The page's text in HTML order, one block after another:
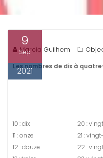
9
Sep
2021
Marcia Guilhem
Les nombres de dix à
10 : dix
11 : onze
12 : douze
20 : vingt
21 :
22 :